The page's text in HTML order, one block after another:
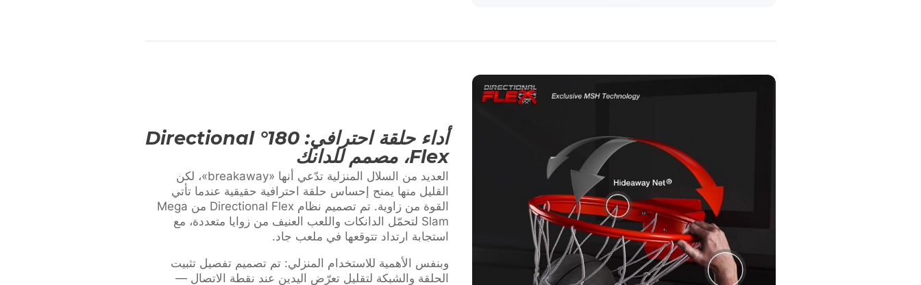
أداء حلقة احترافي: 180° Directional
Flex، مصمم للدانك
العديد من السلال المنزلية تدّعي أنها «breakaway»، لكن
القليل منها يمنح إحساس حلقة احترافية حقيقية عندما تأتي
القوة من زاوية. تم تصميم نظام Directional Flex من Mega
Slam لتحمّل الدانكات واللعب العنيف من زوايا متعددة، مع
استجابة ارتداد تتوقعها في ملعب جاد.
وبنفس الأهمية للاستخدام المنزلي: تم تصميم تفصيل تثبيت
الحلقة والشبكة لتقليل تعرّض اليدين عند نقطة الاتصال —